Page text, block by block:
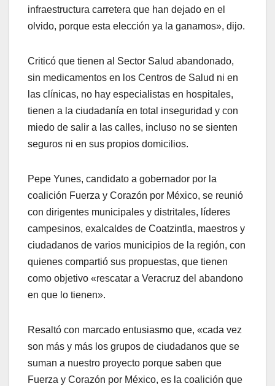
infraestructura carretera que han dejado en el
olvido, porque esta elección ya la ganamos», dijo.
Criticó que tienen al Sector Salud abandonado,
sin medicamentos en los Centros de Salud ni en
las clínicas, no hay especialistas en hospitales,
tienen a la ciudadanía en total inseguridad y con
miedo de salir a las calles, incluso no se sienten
seguros ni en sus propios domicilios.
Pepe Yunes, candidato a gobernador por la
coalición Fuerza y Corazón por México, se reunió
con dirigentes municipales y distritales, líderes
campesinos, exalcaldes de Coatzintla, maestros y
ciudadanos de varios municipios de la región, con
quienes compartió sus propuestas, que tienen
como objetivo «rescatar a Veracruz del abandono
en que lo tienen».
Resaltó con marcado entusiasmo que, «cada vez
son más y más los grupos de ciudadanos que se
suman a nuestro proyecto porque saben que
Fuerza y Corazón por México, es la coalición que